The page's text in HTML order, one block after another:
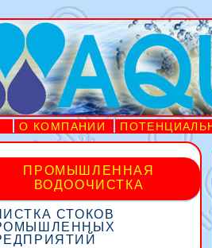
О КОМПАНИИ
ПРОМЫШЛЕННАЯ
ВОДООЧИСТКА
СТОКОВ